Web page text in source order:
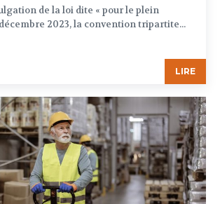
de la loi dite « pour le plein
décembre 2023, la convention tripartite...
LIRE